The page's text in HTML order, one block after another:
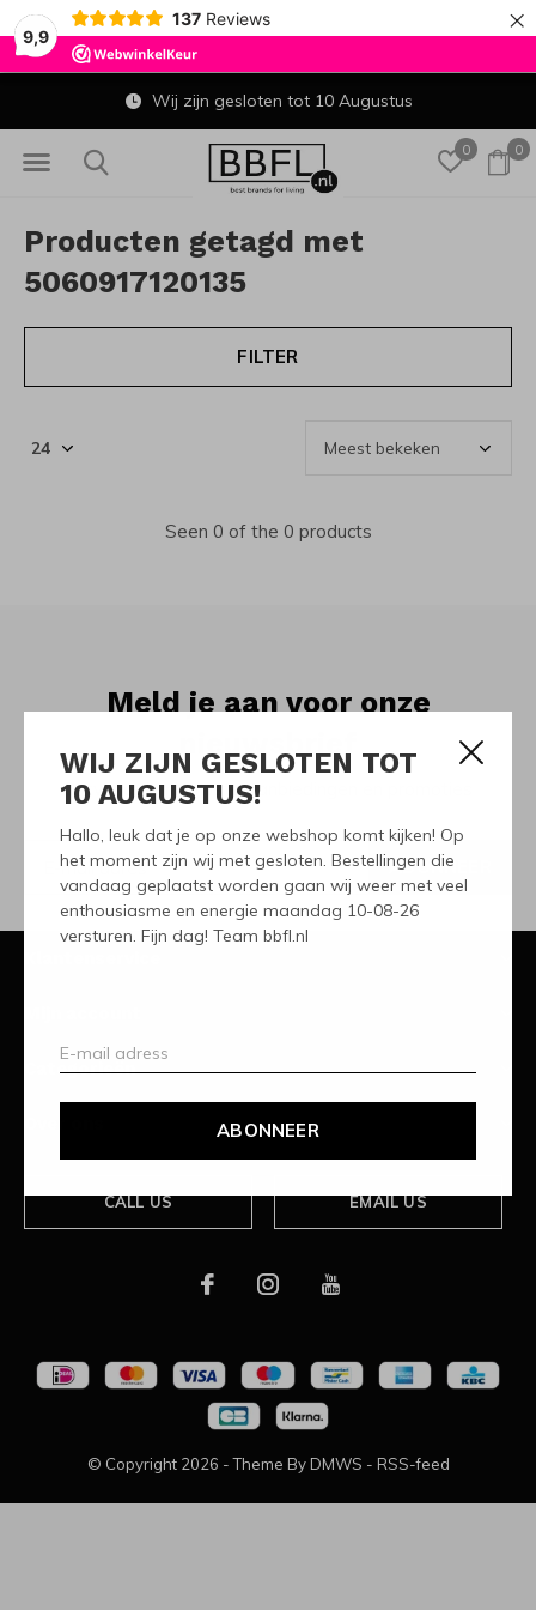
9,9
137 Reviews ×
WIJ ZIJN GESLOTEN TOT
10 AUGUSTUS!
Hallo, leuk dat je op onze webshop komt kijken! Op
het moment zijn wij met gesloten. Bestellingen die
vandaag geplaatst worden gaan wij weer met veel
enthousiasme en energie maandag 10-08-26
versturen. Fijn dag! Team bbfl.nl
ABONNEER
0 0
Wij zijn gesloten tot 10 Augustus
Producten getagd met
5060917120135
FILTER
Seen 0 of the 0 products
Meld je aan voor onze
Ontvang de nieuwste aanbiedingen en promoties
ABONNEER
Categorieën
CALL US EMAIL US
© Copyright 2026 - Theme By DMWS - RSS-feed